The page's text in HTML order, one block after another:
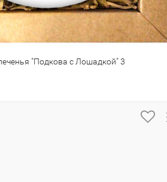
"Подкова с Лошадкой" 3